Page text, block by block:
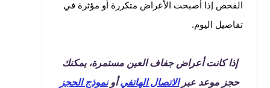
الفحص إذا أصبحت الأعراض متكررة أو مؤثرة في
تفاصيل اليوم.
إذا كانت أعراض جفاف العين مستمرة، يمكنك
حجز موعد عبرالاتصال الهاتفيأونموذج الحجز